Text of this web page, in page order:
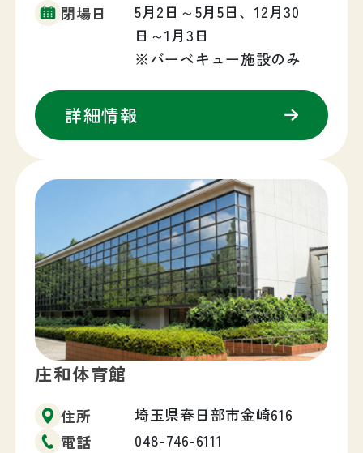
閉場日
5月2日～5月5日、12月30
日～1月3日
※バーベキュー施設のみ
詳細情報
庄和体育館
住所
埼玉県春日部市金崎616
電話
048-746-6111